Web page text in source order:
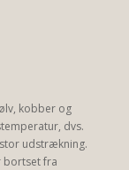
kobber og
dvs.
udstrækning.
bortset fra